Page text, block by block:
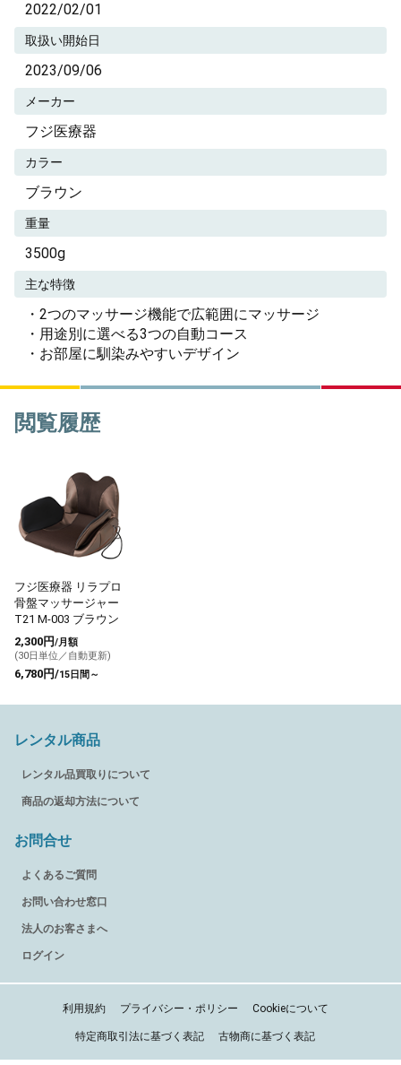
2022/02/01
取扱い開始日
2023/09/06
メーカー
フジ医療器
カラー
ブラウン
重量
3500g
主な特徴
・2つのマッサージ機能で広範囲にマッサージ
・用途別に選べる3つの自動コース
・お部屋に馴染みやすいデザイン
閲覧履歴
フジ医療器 リラプロ
骨盤マッサージャー
T21 M-003 ブラウン
2,300円/月額
(30日単位／自動更新)
6,780円/15日間～
レンタル商品
レンタル品買取りについて
商品の返却方法について
お問合せ
よくあるご質問
お問い合わせ窓口
法人のお客さまへ
ログイン
利用規約 プライバシー・ポリシー Cookieについて
特定商取引法に基づく表記 古物商に基づく表記